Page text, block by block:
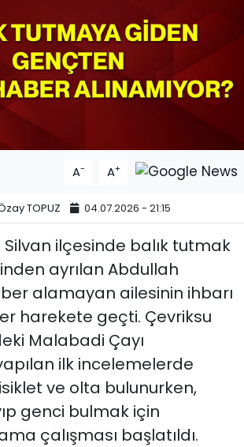
A- A+
TOPUZ 04.07.2026 - 21:15
Silvan ilçesinde balık tutmak
ayrılan Abdullah
alamayan ailesinin ihbarı
harekete geçti. Çevriksu
Malabadi Çayı
ilk incelemelerde
ve olta bulunurken,
genci bulmak için
çalışması başlatıldı.